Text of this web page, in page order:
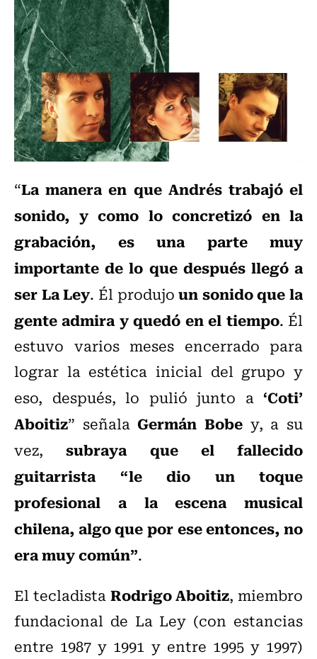
“La manera en que Andrés trabajó el
sonido, y como lo concretizó en la
grabación, es una parte muy
importante de lo que después llegó a
ser La Ley. Él produjoun sonido que la
gente admira y quedó en el tiempo. Él
estuvo varios meses encerrado para
lograr la estética inicial del grupo y
eso, después, lo pulió junto a ‘Coti’
Aboitiz” señalaGermán Bobe y, a su
vez,subraya que el fallecido
guitarrista “le dio un toque
profesional a la escena musical
chilena, algo que por ese entonces, no
era muy común”.
El tecladistaRodrigo Aboitiz, miembro
fundacional de La Ley (con estancias
entre 1987 y 1991 y entre 1995 y 1997)